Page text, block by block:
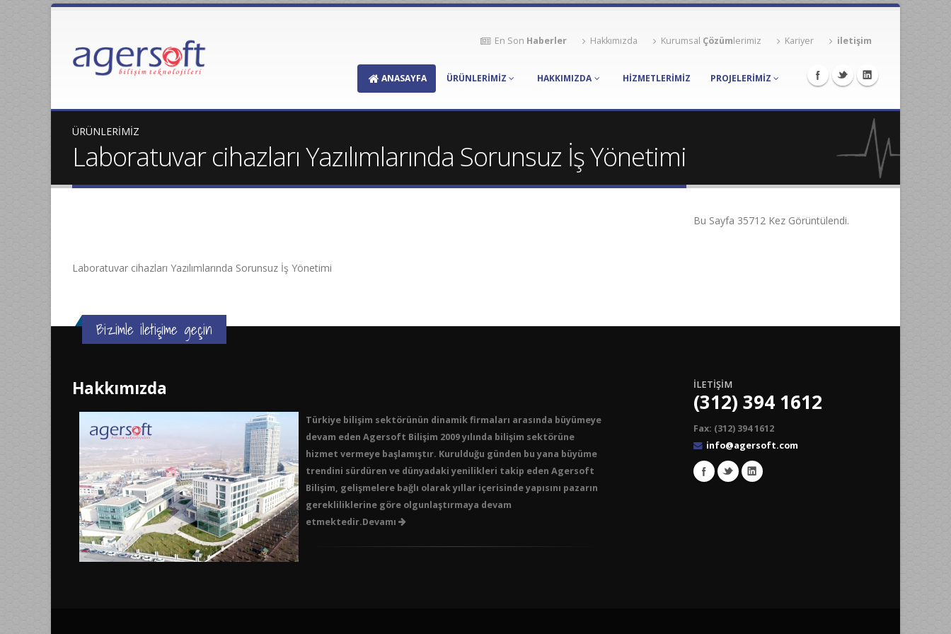
En Son Haberler Hakkımızda Kurumsal Çözümlerimiz Kariyer iletişim
ANASAYFA ÜRÜNLERİMİZ HAKKIMIZDA HİZMETLERİMİZ PROJELERIMIZ
ÜRÜNLERİMİZ
Laboratuvar cihazları Yazılımlarında Sorunsuz İş Yönetimi
Bu Sayfa 35712 Kez Görüntülendi.
Laboratuvar cihazları Yazılımlarında Sorunsuz İş Yönetimi
Bizimle iletişime geçin
Hakkımızda
Türkiye bilişim sektörünün dinamik firmaları arasında büyümeye
devam eden Agersoft Bilişim 2009 yılında bilişim sektörüne
hizmet vermeye başlamıştır. Kurulduğu günden bu yana büyüme
trendini sürdüren ve dünyadaki yenilikleri takip eden Agersoft
Bilişim, gelişmelere bağlı olarak yıllar içerisinde yapısını pazarın
gerekliliklerine göre olgunlaştırmaya devam
etmektedir.Devamı
İLETİŞİM
(312) 394 1612
Fax: (312) 394 1612
info@agersoft.com